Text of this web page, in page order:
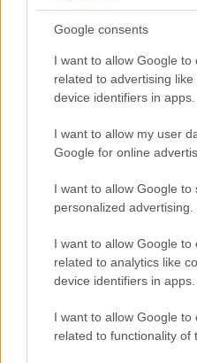
Google consents
I want to allow Google to
related to advertising
device identifiers in apps.
I want to allow my user
Google for online
I want to allow Google to
personalized advertising.
I want to allow Google to
related to analytics like
device identifiers in apps.
I want to allow Google to
related to functionality of
Amatőr hibát vétett a
sikerült annyira jól a
Pestality Máté - 2024. 04. 30.